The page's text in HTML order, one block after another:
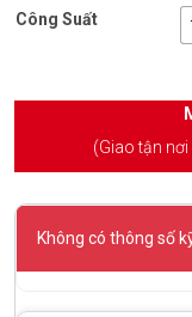
Công Suất
(Giao tận
Không có thông số